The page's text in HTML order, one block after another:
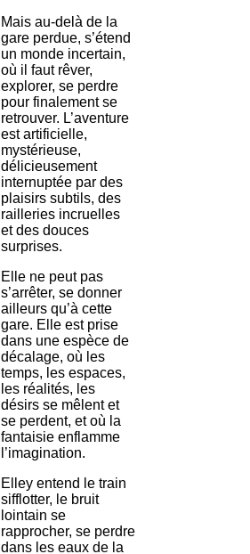
Mais au-delà de la
gare perdue, s’étend
un monde incertain,
où il faut rêver,
explorer, se perdre
pour finalement se
retrouver. L’aventure
est artificielle,
mystérieuse,
délicieusement
internuptée par des
plaisirs subtils, des
railleries incruelles
et des douces
surprises.
Elle ne peut pas
s’arrêter, se donner
ailleurs qu’à cette
gare. Elle est prise
dans une espèce de
décalage, où les
temps, les espaces,
les réalités, les
désirs se mêlent et
se perdent, et où la
fantaisie enflamme
l’imagination.
Elley entend le train
sifflotter, le bruit
lointain se
rapprocher, se perdre
dans les eaux de la